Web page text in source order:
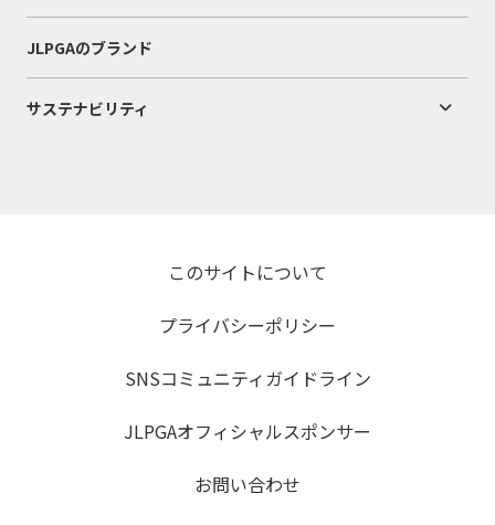
JLPGAのブランド
サステナビリティ
このサイトについて
プライバシーポリシー
SNSコミュニティガイドライン
JLPGAオフィシャルスポンサー
お問い合わせ